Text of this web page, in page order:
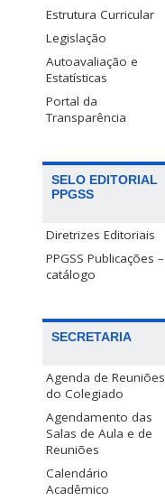
Estrutura Curricular
Legislação
Autoavaliação e
Estatísticas
Portal da
Transparência
SELO EDITORIAL
PPGSS
Diretrizes Editoriais
PPGSS Publicações –
catálogo
SECRETARIA
Agenda de Reuniões
do Colegiado
Agendamento das
Salas de Aula e de
Reuniões
Calendário
Acadêmico